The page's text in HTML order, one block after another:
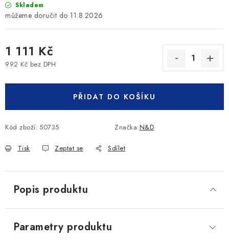
Skladem
11.8.2026
1 111 Kč
992 Kč bez DPH
PŘIDAT DO KOŠÍKU
Kód zboží: 50735 Značka:N&D
Tisk Zeptat se Sdílet
Popis produktu
Parametry produktu